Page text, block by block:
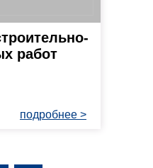
работ
подробнее >